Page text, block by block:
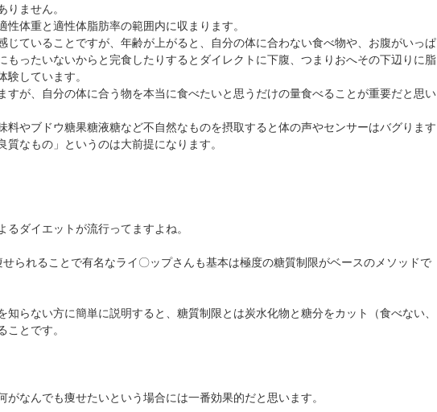
りません。
性体重と適性体脂肪率の範囲内に収まります。
じていることですが、年齢が上がると、自分の体に合わない食べ物や、お腹がいっぱ
もったいないからと完食したりするとダイレクトに下腹、つまりおへその下辺りに脂
験しています。
すが、自分の体に合う物を本当に食べたいと思うだけの量食べることが重要だと思い
料やブドウ糖果糖液糖など不自然なものを摂取すると体の声やセンサーはバグります
質なもの」というのは大前提になります。
るダイエットが流行ってますよね。
られることで有名なライ〇ップさんも基本は極度の糖質制限がベースのメソッドで
知らない方に簡単に説明すると、糖質制限とは炭水化物と糖分をカット（食べない、
ことです。
がなんでも痩せたいという場合には一番効果的だと思います。